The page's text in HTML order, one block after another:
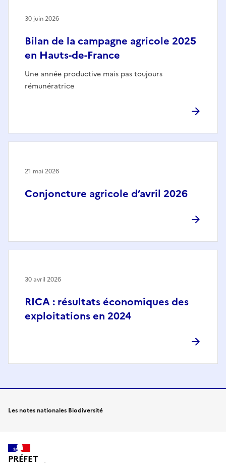
Bilan de la campagne agricole 2025
en Hauts-de-France
Une année productive mais pas toujours
rémunératrice
30 juin 2026
Conjoncture agricole d’avril 2026
21 mai 2026
RICA : résultats économiques des
exploitations en 2024
30 avril 2026
Les notes nationales Biodiversité
PRÉFET